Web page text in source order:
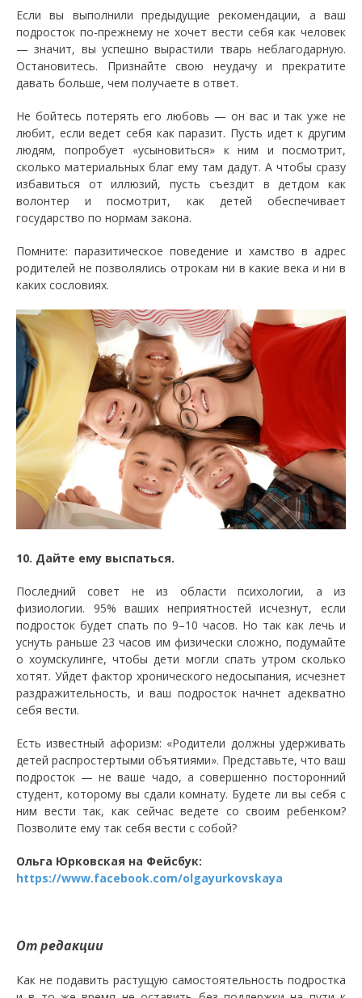
Если вы выполнили предыдущие рекомендации, а ваш
подросток по-прежнему не хочет вести себя как человек
— значит, вы успешно вырастили тварь неблагодарную.
Остановитесь. Признайте свою неудачу и прекратите
давать больше, чем получаете в ответ.
Не бойтесь потерять его любовь — он вас и так уже не
любит, если ведет себя как паразит. Пусть идет к другим
людям, попробует «усыновиться» к ним и посмотрит,
сколько материальных благ ему там дадут. А чтобы сразу
избавиться от иллюзий, пусть съездит в детдом как
волонтер и посмотрит, как детей обеспечивает
государство по нормам закона.
Помните: паразитическое поведение и хамство в адрес
родителей не позволялись отрокам ни в какие века и ни в
каких сословиях.
10. Дайте ему выспаться.
Последний совет не из области психологии, а из
физиологии. 95% ваших неприятностей исчезнут, если
подросток будет спать по 9–10 часов. Но так как лечь и
уснуть раньше 23 часов им физически сложно, подумайте
о хоумскулинге, чтобы дети могли спать утром сколько
хотят. Уйдет фактор хронического недосыпания, исчезнет
раздражительность, и ваш подросток начнет адекватно
себя вести.
Есть известный афоризм: «Родители должны удерживать
детей распростертыми объятиями». Представьте, что ваш
подросток — не ваше чадо, а совершенно посторонний
студент, которому вы сдали комнату. Будете ли вы себя с
ним вести так, как сейчас ведете со своим ребенком?
Позволите ему так себя вести с собой?
Ольга Юрковская на Фейсбук:
https://www.facebook.com/olgayurkovskaya
От редакции
Как не подавить растущую самостоятельность подростка